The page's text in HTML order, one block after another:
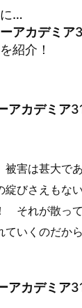
…
アカデミア
紹介！
アカデミア
被害は甚大で
綻びさえもな
それが散っ
ていくのだか
アカデミア